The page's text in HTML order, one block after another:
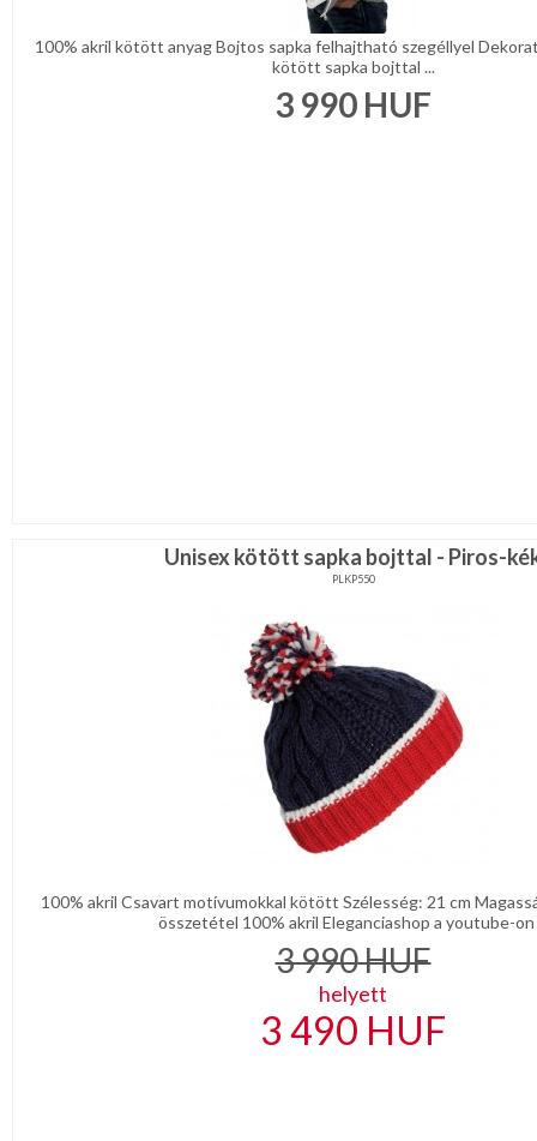
100% akril kötött anyag Bojtos sapka felhajtható szegéllyel
kötött sapka bojttal ...
3 990 HUF
Unisex kötött sapka bojttal - Piros-
PLKP550
100% akril Csavart motívumokkal kötött Szélesség: 21 cm
összetétel 100% akril Eleganciashop a youtube-on
3 990HUF
helyett
3 490 HUF